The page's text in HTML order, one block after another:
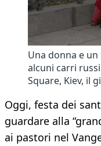
Una donna e
alcuni carri
Square, Kiev, il
Oggi, festa dei
guardare alla
ai pastori nel